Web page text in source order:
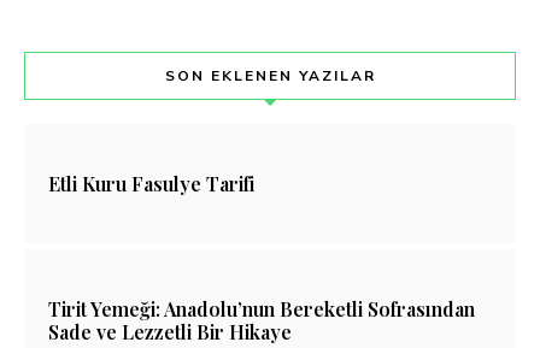
SON EKLENEN YAZILAR
Etli Kuru Fasulye Tarifi
Tirit Yemeği: Anadolu’nun Bereketli Sofrasından
Sade ve Lezzetli Bir Hikaye